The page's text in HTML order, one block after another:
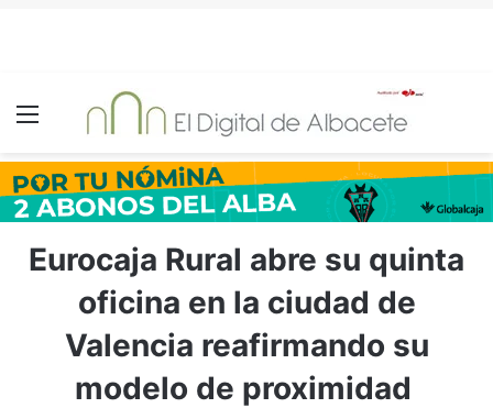
Menú
Eurocaja Rural abre su quinta
oficina en la ciudad de
Valencia reafirmando su
modelo de proximidad